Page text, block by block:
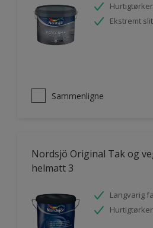
Ekstremt
Sammenligne
Nordsjö Original Tak og
helmatt 3
Langvarig